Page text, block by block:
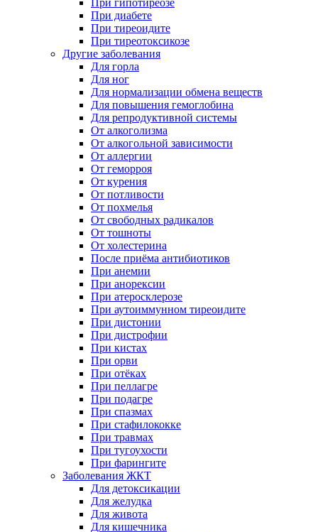
При гипотиреозе
При диабете
При тиреоидите
При тиреотоксикозе
Другие заболевания
Для горла
Для ног
Для нормализации обмена веществ
Для повышения гемоглобина
Для репродуктивной системы
От алкоголизма
От алкогольной зависимости
От аллергии
От геморроя
От курения
От потливости
От похмелья
От свободных радикалов
От тошноты
От холестерина
После приёма антибиотиков
При анемии
При анорексии
При атеросклерозе
При аутоиммунном тиреоидите
При дистонии
При дистрофии
При кистах
При орви
При отёках
При пеллагре
При подагре
При спазмах
При стафилококке
При травмах
При тугоухости
При фарингите
Заболевания ЖКТ
Для детоксикации
Для желудка
Для живота
Для кишечника